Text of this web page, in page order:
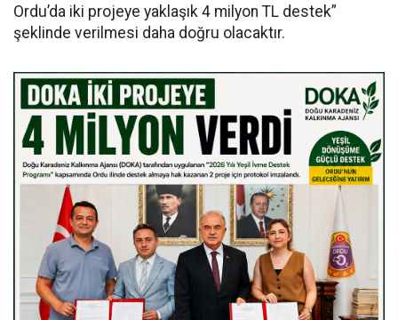
Ordu’da iki projeye yaklaşık 4 milyon TL destek”
şeklinde verilmesi daha doğru olacaktır.